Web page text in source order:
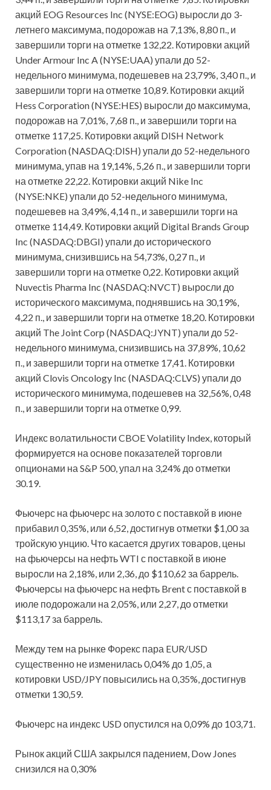
акций EOG Resources Inc (NYSE:EOG) выросли до 3-
летнего максимума, подорожав на 7,13%, 8,80 п., и
завершили торги на отметке 132,22. Котировки акций
Under Armour Inc A (NYSE:UAA) упали до 52-
недельного минимума, подешевев на 23,79%, 3,40 п., и
завершили торги на отметке 10,89. Котировки акций
Hess Corporation (NYSE:HES) выросли до максимума,
подорожав на 7,01%, 7,68 п., и завершили торги на
отметке 117,25. Котировки акций DISH Network
Corporation (NASDAQ:DISH) упали до 52-недельного
минимума, упав на 19,14%, 5,26 п., и завершили торги
на отметке 22,22. Котировки акций Nike Inc
(NYSE:NKE) упали до 52-недельного минимума,
подешевев на 3,49%, 4,14 п., и завершили торги на
отметке 114,49. Котировки акций Digital Brands Group
Inc (NASDAQ:DBGI) упали до исторического
минимума, снизившись на 54,73%, 0,27 п., и
завершили торги на отметке 0,22. Котировки акций
Nuvectis Pharma Inc (NASDAQ:NVCT) выросли до
исторического максимума, поднявшись на 30,19%,
4,22 п., и завершили торги на отметке 18,20. Котировки
акций The Joint Corp (NASDAQ:JYNT) упали до 52-
недельного минимума, снизившись на 37,89%, 10,62
п., и завершили торги на отметке 17,41. Котировки
акций Clovis Oncology Inc (NASDAQ:CLVS) упали до
исторического минимума, подешевев на 32,56%, 0,48
п., и завершили торги на отметке 0,99.
Индекс волатильности CBOE Volatility Index, который
формируется на основе показателей торговли
опционами на S&P 500, упал на 3,24% до отметки
30.19.
Фьючерс на фьючерс на золото с поставкой в июне
прибавил 0,35%, или 6,52, достигнув отметки $1,00 за
тройскую унцию. Что касается других товаров, цены
на фьючерсы на нефть WTI с поставкой в июне
выросли на 2,18%, или 2,36, до $110,62 за баррель.
Фьючерсы на фьючерс на нефть Brent с поставкой в
июле подорожали на 2,05%, или 2,27, до отметки
$113,17 за баррель.
Между тем на рынке Форекс пара EUR/USD
существенно не изменилась 0,04% до 1,05, а
котировки USD/JPY повысились на 0,35%, достигнув
отметки 130,59.
Фьючерс на индекс USD опустился на 0,09% до 103,71.
Рынок акций США закрылся падением, Dow Jones
снизился на 0,30%